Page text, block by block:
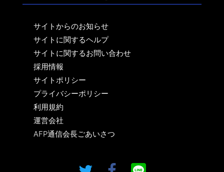
サイトからのお知らせ
サイトに関するヘルプ
サイトに関するお問い合わせ
採用情報
サイトポリシー
プライバシーポリシー
利用規約
運営会社
AFP通信会長ごあいさつ